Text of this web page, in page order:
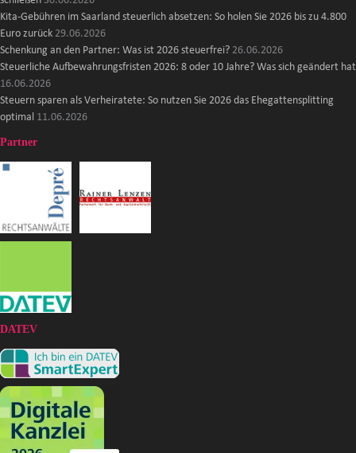
Kita-Gebühren im Saarland steuerlich absetzen: So holen Sie 2026 bis zu 4.800
Euro zurück 29.06.2026
Schenkung an den Partner: Was ist 2026 steuerfrei? 26.06.2026
Steuerliche Aufbewahrungsfristen 2026: 8 oder 10 Jahre? Was sich geändert hat
16.06.2026
Steuern sparen als Verheiratete: So nutzen Sie 2026 das Ehegattensplitting
optimal 11.06.2026
Partner
DATEV